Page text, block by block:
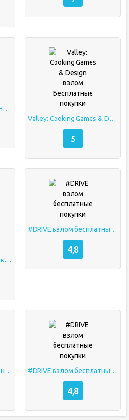
Subway Surfers взлом Много денег бесплатные покупки
Valley: Cooking Games & Design взлом Бесплатные покупки
5
Эволюция Человека Кликер: Игра про Жизнь взлом Бесплатные покупки
#DRIVE взлом бесплатные покупки
4,8
Chichens взлом Бесплатные покупки #DRIVE взлом бесплатные покупки
4,8